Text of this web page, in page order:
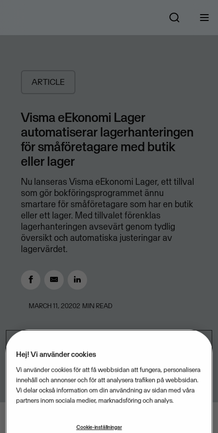
ARTICLE
Visma eEkonomi Lager
automatiserar lagerhanteringen
för småföretagare med butik
eller lager
Nu lanseras Visma eEkonomi Lager, ett tillval
som gör bokföringsprogrammet ännu
smartare för småföretagare som har en butik
eller ett lager. Med tillvalet förenklas
lagerhanteringen avsevärt genom tydlig
översikt och automatiska justeringar av
lagervärdet.
MARCH 11, 20202 MIN READ
Hej! Vi använder cookies
Vi använder cookies för att få webbsidan att fungera, personalisera
innehåll och annonser och för att analysera trafiken på webbsidan.
Vi delar också information om din användning av sidan med våra
partners inom sociala medier, marknadsföring och analys.
Cookie-inställningar